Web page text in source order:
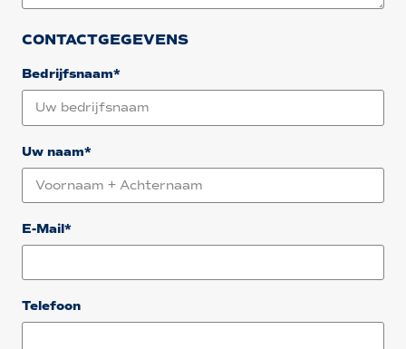
CONTACTGEGEVENS
Bedrijfsnaam*
Uw naam*
E-Mail*
Telefoon